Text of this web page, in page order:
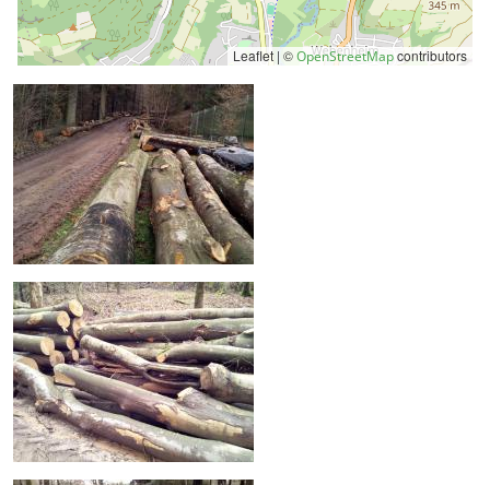
Leaflet | ©OpenStreetMapcontributors